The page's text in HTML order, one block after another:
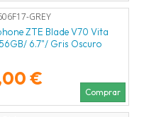
GREY
ZTE Blade V70 Vita
6.7"/ Gris Oscuro
€
Comprar